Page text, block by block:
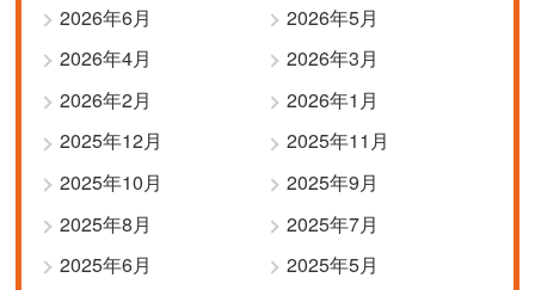
2026年6月
2026年5月
2026年4月
2026年3月
2026年2月
2026年1月
2025年12月
2025年11月
2025年10月
2025年9月
2025年8月
2025年7月
2025年6月
2025年5月